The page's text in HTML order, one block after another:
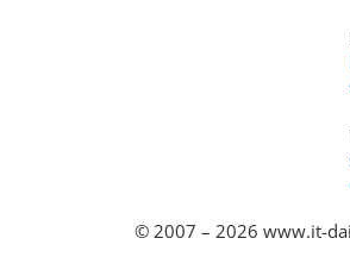
© 2007 – 2026 www.it-